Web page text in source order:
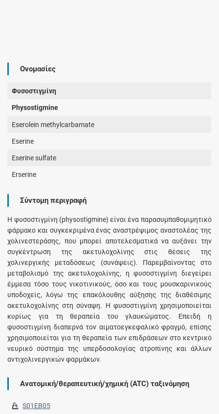
Ονομασίες
Φυσοστιγμίνη
Physostigmine
Eserolein methylcarbamate
Eserine
Eserine sulfate
Erserine
Σύντομη περιγραφή
Η φυσοστιγμίνη (physostigmine) είναι ένα παρασυμπαθομιμητικό
φάρμακο και συγκεκριμένα ένας αναστρέψιμος αναστολέας της
χολινεστεράσης, που μπορεί αποτελεσματικά να αυξάνει την
συγκέντρωση της ακετυλοχολίνης στις θέσεις της
χολινεργικής μεταδόσεως (συνάψεις). Παρεμβαίνοντας στο
μεταβολισμό της ακετυλοχολίνης, η φυσοστιγμίνη διεγείρει
έμμεσα τόσο τους νικοτινικούς, όσο και τους μουσκαρινικούς
υποδοχείς, λόγω της επακόλουθης αύξησης της διαθέσιμης
ακετυλοχολίνης στη σύναψη. Η φυσοστιγμίνη χρησιμοποιείται
κυρίως για τη θεραπεία του γλαυκώματος. Επειδή η
φυσοστιγμίνη διαπερνά τον αιματοεγκεφαλικό φραγμό, επίσης
χρησιμοποιείται για τη θεραπεία των επιδράσεων στο κεντρικό
νευρικό σύστημα της υπερδοσολογίας ατροπίνης και άλλων
αντιχολινεργικών φαρμάκων.
Ανατομική/θεραπευτική/χημική (ATC) ταξινόμηση
S01EB05